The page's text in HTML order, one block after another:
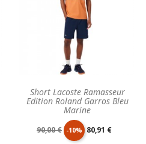
Short Lacoste Ramasseur
Edition Roland Garros Bleu
Marine
Prix
90,00 € -10% Prix
80,91 €